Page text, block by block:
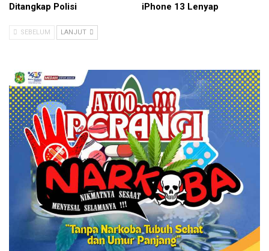
Ditangkap Polisi
iPhone 13 Lenyap
SEBELUM LANJUT